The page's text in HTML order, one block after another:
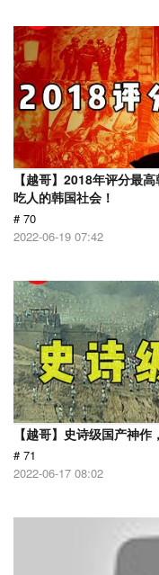
【越哥】2018年评分最
吃人的韩国社会！
# 70
2022-06-19 07:42
【越哥】史诗级国产神
# 71
2022-06-17 08:02